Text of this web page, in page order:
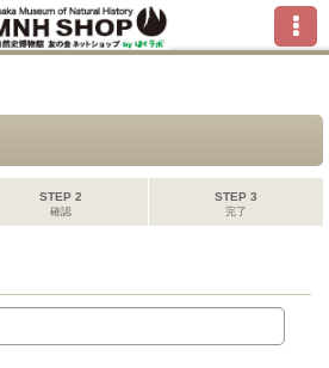
STEP 2
確認
STEP 3
完了